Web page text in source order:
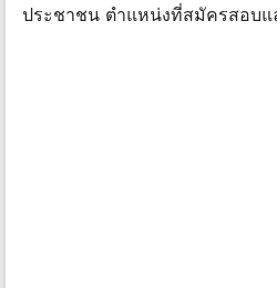
ประชาชน ตำแหน่งที่สมัครสอบแ